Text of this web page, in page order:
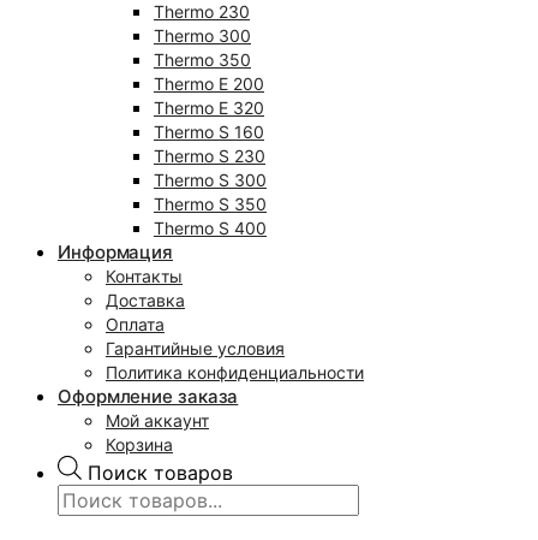
Thermo 230
Thermo 300
Thermo 350
Thermo E 200
Thermo E 320
Thermo S 160
Thermo S 230
Thermo S 300
Thermo S 350
Thermo S 400
Информация
Контакты
Доставка
Оплата
Гарантийные условия
Политика конфиденциальности
Оформление заказа
Мой аккаунт
Корзина
Поиск товаров